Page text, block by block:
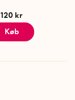
120 kr
Køb